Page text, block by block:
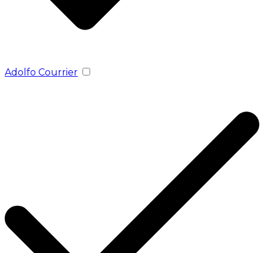
Adolfo Courrier